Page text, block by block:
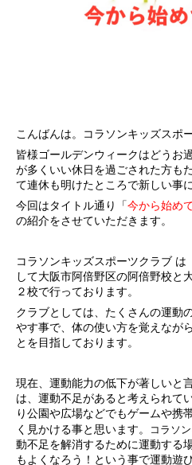
こんばんは。コラソンキッズスポ
皆様ゴールデンウィークはどうお
が多くいい休日を過ごされた方も
て連休も明けたところで新しい事
今回はタイトル通り「今から始め
の紹介をさせていただきます。
コラソンキッズスポーツクラブ は
して大阪市阿倍野区の阿倍野校と
２校で行っております。
クラブとしては、たくさんの運動
やす事で、体の使い方を覚えなが
とを目指しております。
現在、運動能力の低下が著しいと
は、運動不足があると考えられて
り公園や広場などでもゲームや携
く見かける事と思います。
コラソ
動不足を解消するために運動する
もよくなろう！という事で運動遊